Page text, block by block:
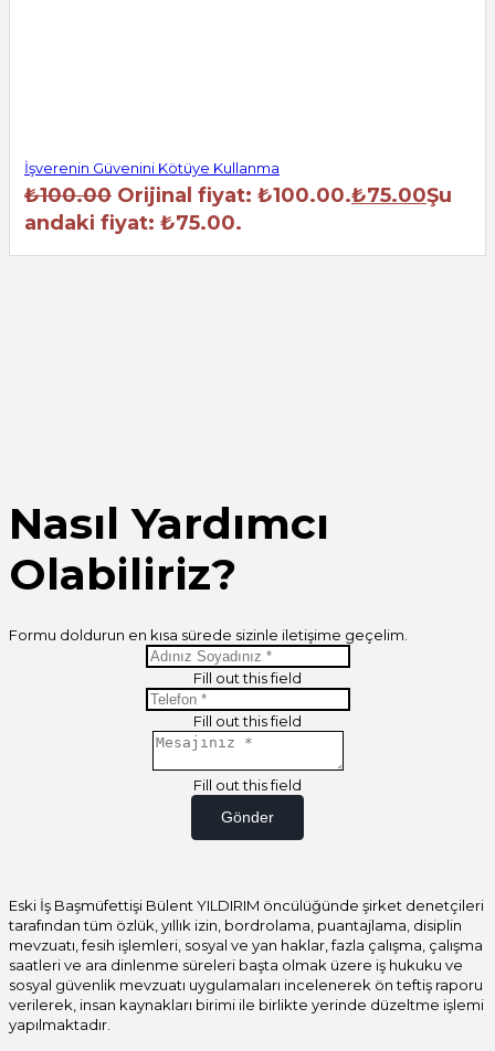
İşverenin Güvenini Kötüye Kullanma
₺100.00 Orijinal fiyat: ₺100.00.₺75.00Şu
andaki fiyat: ₺75.00.
Nasıl Yardımcı
Olabiliriz?
Formu doldurun en kısa sürede sizinle iletişime geçelim.
Fill out this field
Fill out this field
Fill out this field
Gönder
Eski İş Başmüfettişi Bülent YILDIRIM öncülüğünde şirket denetçileri
tarafından tüm özlük, yıllık izin, bordrolama, puantajlama, disiplin
mevzuatı, fesih işlemleri, sosyal ve yan haklar, fazla çalışma, çalışma
saatleri ve ara dinlenme süreleri başta olmak üzere iş hukuku ve
sosyal güvenlik mevzuatı uygulamaları incelenerek ön teftiş raporu
verilerek, insan kaynakları birimi ile birlikte yerinde düzeltme işlemi
yapılmaktadır.